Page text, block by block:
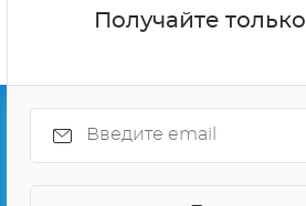
Получайте только